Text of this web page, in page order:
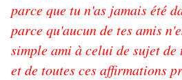
parce que tu n'as jamais été
parce qu'aucun de tes amis
simple ami à celui de sujet de
et de toutes ces affirmations